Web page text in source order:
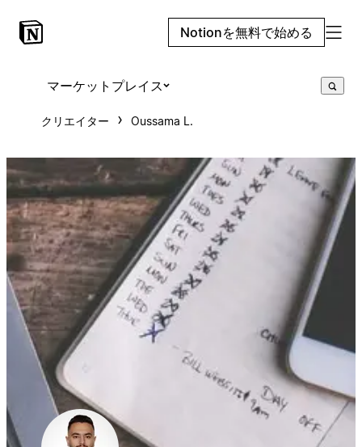
Notionを無料で始める
マーケットプレイス
クリエイター Oussama L.